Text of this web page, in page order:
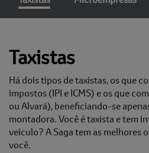
Taxistas
Há dois tipos de taxistas, os que
impostos (IPI e ICMS) e os que
ou Alvará), beneficiando-se
montadora. Você é taxista e tem
veículo? A Saga tem as melhores
você.